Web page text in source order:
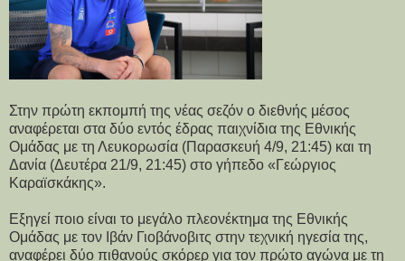
Στην πρώτη εκπομπή της νέας σεζόν ο διεθνής μέσος
αναφέρεται στα δύο εντός έδρας παιχνίδια της Εθνικής
Ομάδας με τη Λευκορωσία (Παρασκευή 4/9, 21:45) και τη
Δανία (Δευτέρα 21/9, 21:45) στο γήπεδο «Γεώργιος
Καραϊσκάκης».
Εξηγεί ποιο είναι το μεγάλο πλεονέκτημα της Εθνικής
Ομάδας με τον Ιβάν Γιοβάνοβιτς στην τεχνική ηγεσία της,
αναφέρει δύο πιθανούς σκόρερ για τον πρώτο αγώνα με τη